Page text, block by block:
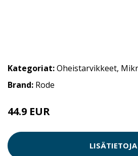
Kategoriat:Oheistarvikkeet,
Brand: Rode
44.9 EUR
LISÄTIETOJA